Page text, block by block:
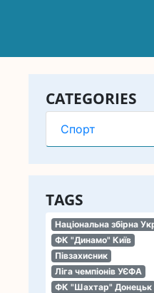
CATEGORIES
Спорт
TAGS
Національна збірна
ФК "Динамо" Київ
Півзахисник
Ліга чемпіонів УЄФА
ФК "Шахтар" Донецьк